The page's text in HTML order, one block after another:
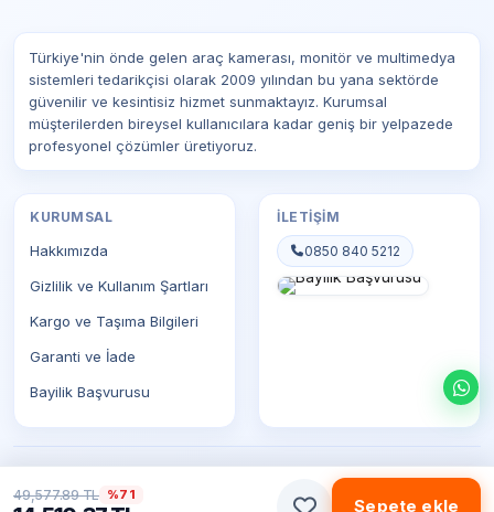
49,577.89 TL %71
Sepete ekle
Türkiye'nin önde gelen araç kamerası, monitör ve multimedya
sistemleri tedarikçisi olarak 2009 yılından bu yana sektörde
güvenilir ve kesintisiz hizmet sunmaktayız. Kurumsal
müşterilerden bireysel kullanıcılara kadar geniş bir yelpazede
profesyonel çözümler üretiyoruz.
KURUMSAL
Hakkımızda
Gizlilik ve Kullanım Şartları
Kargo ve Taşıma Bilgileri
Garanti ve İade
Bayilik Başvurusu
İLETIŞIM
0850 840 5212
© 2026 Prostar Teknoloji. Tüm hakları saklıdır.